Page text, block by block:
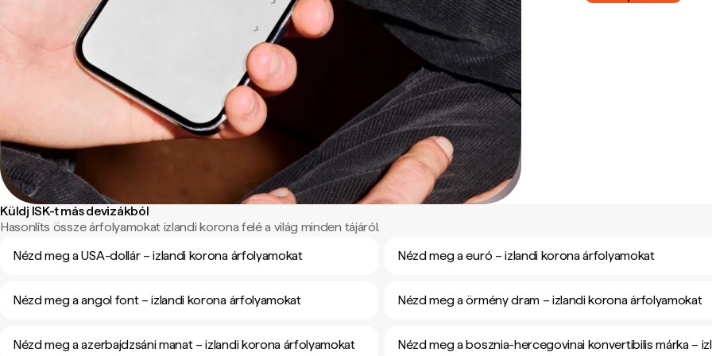
Küldj ISK-t más devizákból
Hasonlíts össze árfolyamokat izlandi korona felé a világ minden tájáról.
Nézd meg a USA-dollár – izlandi korona árfolyamokat
Nézd meg a euró – izlandi korona árfolyamokat
Nézd meg a angol font – izlandi korona árfolyamokat Nézd meg a örmény dram – izlandi korona árfolyamokat
Nézd meg a azerbajdzsáni manat – izlandi korona árfolyamokat Nézd meg a bosznia-hercegovinai konvertibilis márka –